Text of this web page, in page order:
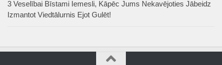
3 Veselībai Bīstami Iemesli, Kāpēc Jums Nekavējoties Jābeidz
Izmantot Viedtālurnis Ejot Gulēt!